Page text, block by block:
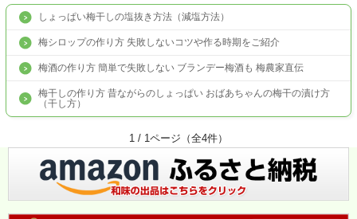
しょっぱい梅干しの塩抜き方法（減塩方法）
梅シロップの作り方 失敗しないコツや作る時期をご紹介
梅酒の作り方 簡単で失敗しない ブランデー梅酒も 梅農家直伝
梅干しの作り方 昔ながらのしょっぱい おばあちゃんの梅干の漬け方
（干し方）
1 / 1ページ（全4件）